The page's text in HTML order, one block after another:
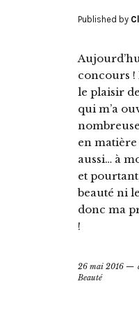
Published by
concours !
le plaisir
qui m’a
en matière
aussi… à
et
beauté ni
donc ma
!
26 mai 2016
Beauté